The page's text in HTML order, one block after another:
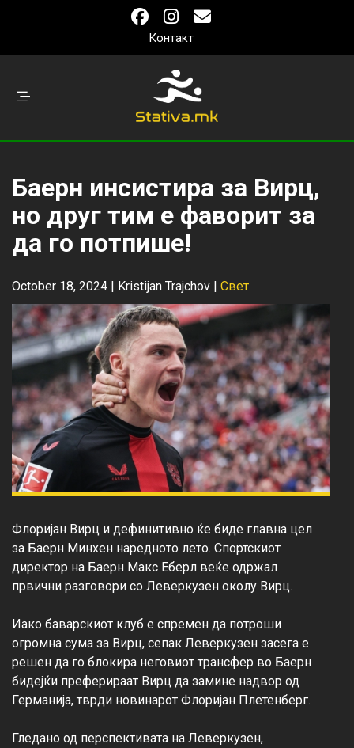
Контакт
Баерн инсистира за Вирц,
но друг тим е фаворит за
да го потпише!
October 18, 2024 | Kristijan Trajchov | Свет
Флоријан Вирц и дефинитивно ќе биде главна цел
за Баерн Минхен наредното лето. Спортскиот
директор на Баерн Макс Еберл веќе одржал
првични разговори со Леверкузен околу Вирц.
Иако баварскиот клуб е спремен да потроши
огромна сума за Вирц, сепак Леверкузен засега е
решен да го блокира неговиот трансфер во Баерн
бидејќи преферираат Вирц да замине надвор од
Германија, тврди новинарот Флоријан Плетенберг.
Гледано од перспективата на Леверкузен,